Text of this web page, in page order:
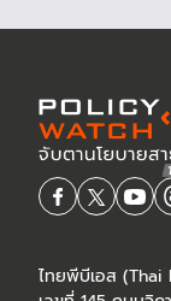
ไทยพีบีเอส (Thai